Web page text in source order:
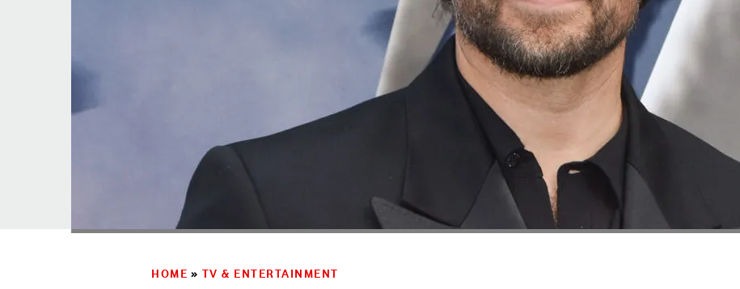
HOME » TV & ENTERTAINMENT